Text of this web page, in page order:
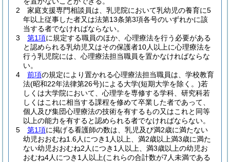
2
家庭支援専門相談員は、乳児院において乳幼児の養育に5
年以上従事した者又は法第13条第3項各号のいずれかに該
当する者でなければならない。
3
第1項に規定する職員のほか、心理療法を行う必要がある
と認められる乳幼児又はその保護者10人以上に心理療法を
行う乳児院には、心理療法担当職員を置かなければならな
い。
4
前項の規定により置かれる心理療法担当職員は、学校教育
法(昭和22年法律第26号)による大学(短期大学を除く。)若
しくは大学院において、心理学を専修する学科、研究科若
しくはこれに相当する課程を修めて卒業した者であって、
個人及び集団心理療法の技術を有するもの又はこれと同等
以上の能力を有すると認められる者でなければならない。
5
第1項に掲げる看護師の数は、乳児及び満2歳に満たない
幼児おおむね1.6人につき1人以上、満2歳以上満3歳に満た
ない幼児おおむね2人につき1人以上、満3歳以上の幼児お
おむね4人につき1人以上(これらの合計数が7人未満である